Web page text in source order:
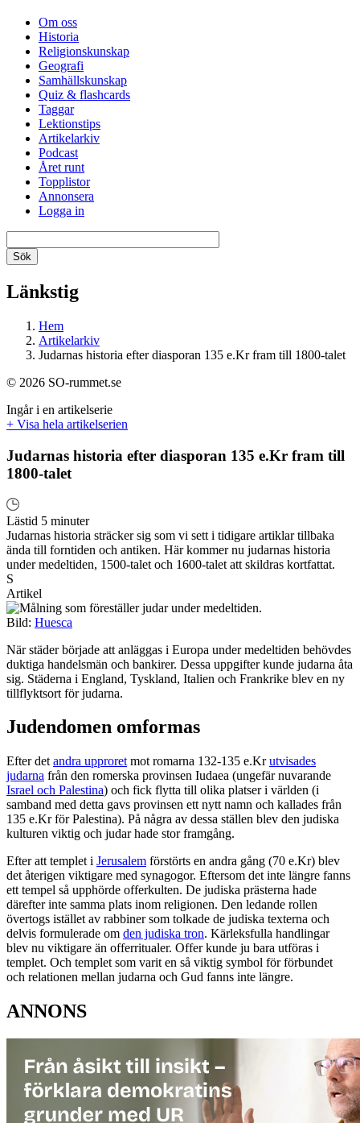
Om oss
Historia
Religionskunskap
Geografi
Samhällskunskap
Quiz & flashcards
Taggar
Lektionstips
Artikelarkiv
Podcast
Året runt
Topplistor
Annonsera
Logga in
Länkstig
Hem
Artikelarkiv
Judarnas historia efter diasporan 135 e.Kr fram till 1800-talet
© 2026 SO-rummet.se
Ingår i en artikelserie
+ Visa hela artikelserien
Judarnas historia efter diasporan 135 e.Kr fram till
1800-talet
Lästid 5 minuter
Judarnas historia sträcker sig som vi sett i tidigare artiklar tillbaka
ända till forntiden och antiken. Här kommer nu judarnas historia
under medeltiden, 1500-talet och 1600-talet att skildras kortfattat.
S
Artikel
Bild: Huesca
När städer började att anläggas i Europa under medeltiden behövdes
duktiga handelsmän och bankirer. Dessa uppgifter kunde judarna åta
sig. Städerna i England, Tyskland, Italien och Frankrike blev en ny
tillflyktsort för judarna.
Judendomen omformas
Efter det andra upproret mot romarna 132-135 e.Krutvisades
judarna från den romerska provinsen Iudaea (ungefär nuvarande
Israel och Palestina) och fick flytta till olika platser i världen (i
samband med detta gavs provinsen ett nytt namn och kallades från
135 e.Kr för Palestina). På några av dessa ställen blev den judiska
kulturen viktig och judar hade stor framgång.
Efter att templet i Jerusalem förstörts en andra gång (70 e.Kr) blev
det återigen viktigare med synagogor. Eftersom det inte längre fanns
ett tempel så upphörde offerkulten. De judiska prästerna hade
därefter inte samma plats inom religionen. Den ledande rollen
övertogs istället av rabbiner som tolkade de judiska texterna och
delvis formulerade om den judiska tron. Kärleksfulla handlingar
blev nu viktigare än offerritualer. Offer kunde ju bara utföras i
templet. Och templet som varit en så viktig symbol för förbundet
och relationen mellan judarna och Gud fanns inte längre.
ANNONS